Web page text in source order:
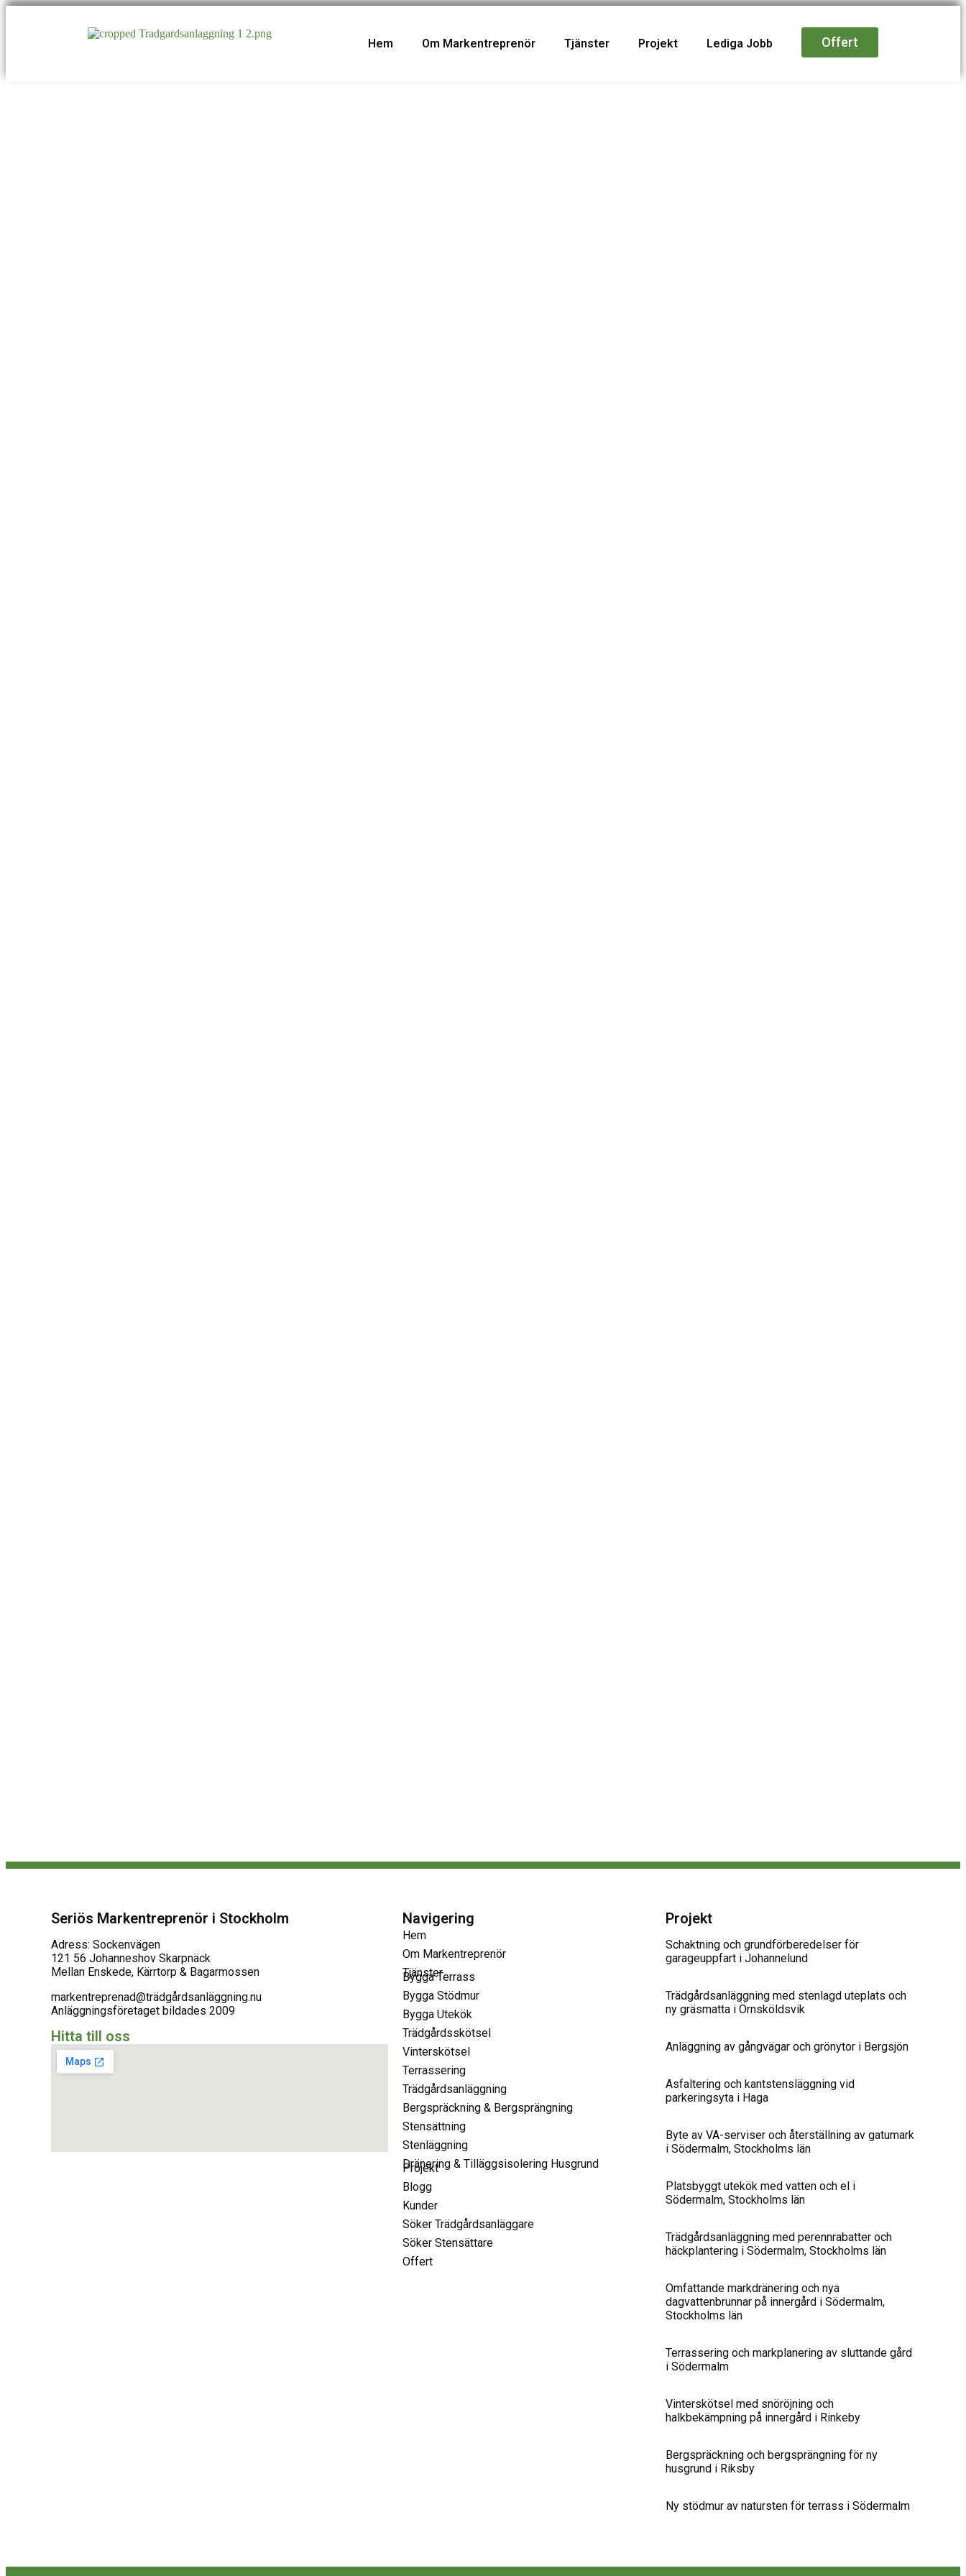
Hem Om Markentreprenör Tjänster Projekt Lediga Jobb Offert
Seriös Markentreprenör i Stockholm
Adress: Sockenvägen
121 56 Johanneshov Skarpnäck
Mellan Enskede, Kärrtorp & Bagarmossen
markentreprenad@trädgårdsanläggning.nu
Anläggningsföretaget bildades 2009
Hitta till oss
Navigering
Hem
Om Markentreprenör
Tjänster
Bygga Terrass
Bygga Stödmur
Bygga Utekök
Trädgårdsskötsel
Vinterskötsel
Terrassering
Trädgårdsanläggning
Bergspräckning & Bergsprängning
Stensättning
Stenläggning
Dränering & Tilläggsisolering Husgrund
Projekt
Blogg
Kunder
Söker Trädgårdsanläggare
Söker Stensättare
Offert
Projekt
Schaktning och grundförberedelser för
garageuppfart i Johannelund
Trädgårdsanläggning med stenlagd uteplats och
ny gräsmatta i Örnsköldsvik
Anläggning av gångvägar och grönytor i Bergsjön
Asfaltering och kantstensläggning vid
parkeringsyta i Haga
Byte av VA-serviser och återställning av gatumark
i Södermalm, Stockholms län
Platsbyggt utekök med vatten och el i
Södermalm, Stockholms län
Trädgårdsanläggning med perennrabatter och
häckplantering i Södermalm, Stockholms län
Omfattande markdränering och nya
dagvattenbrunnar på innergård i Södermalm,
Stockholms län
Terrassering och markplanering av sluttande gård
i Södermalm
Vinterskötsel med snöröjning och
halkbekämpning på innergård i Rinkeby
Bergspräckning och bergsprängning för ny
husgrund i Riksby
Ny stödmur av natursten för terrass i Södermalm